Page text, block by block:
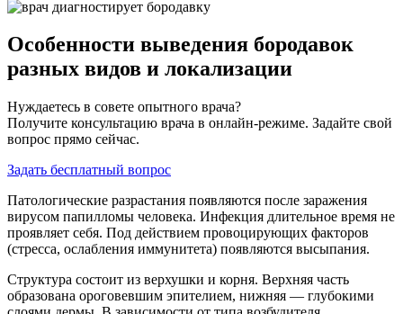
Особенности выведения бородавок
разных видов и локализации
Нуждаетесь в совете опытного врача?
Получите консультацию врача в онлайн-режиме. Задайте свой
вопрос прямо сейчас.
Задать бесплатный вопрос
Патологические разрастания появляются после заражения
вирусом папилломы человека. Инфекция длительное время не
проявляет себя. Под действием провоцирующих факторов
(стресса, ослабления иммунитета) появляются высыпания.
Структура состоит из верхушки и корня. Верхняя часть
образована ороговевшим эпителием, нижняя — глубокими